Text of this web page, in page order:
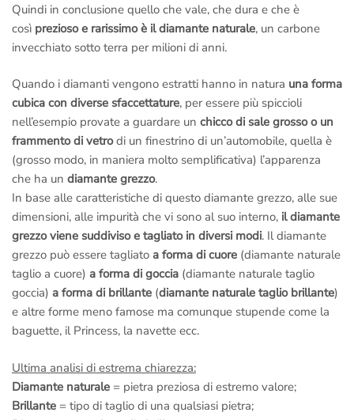
Quindi in conclusione quello che vale, che dura e che è
così prezioso e rarissimo è il diamante naturale, un carbone
invecchiato sotto terra per milioni di anni.
Quando i diamanti vengono estratti hanno in natura una forma
cubica con diverse sfaccettature, per essere più spiccioli
nell’esempio provate a guardare un chicco di sale grosso o un
frammento di vetrodi un finestrino di un’automobile, quella è
(grosso modo, in maniera molto semplificativa) l’apparenza
che ha un diamante grezzo.
In base alle caratteristiche di questo diamante grezzo, alle sue
dimensioni, alle impurità che vi sono al suo interno, il diamante
grezzo viene suddiviso e tagliato in diversi modi. Il diamante
grezzo può essere tagliato a forma di cuore (diamante naturale
taglio a cuore) a forma di goccia (diamante naturale taglio
goccia) a forma di brillante (diamante naturale taglio brillante)
e altre forme meno famose ma comunque stupende come la
baguette, il Princess, la navette ecc.
Ultima analisi di estrema chiarezza:
Diamante naturale = pietra preziosa di estremo valore;
Brillante = tipo di taglio di una qualsiasi pietra;